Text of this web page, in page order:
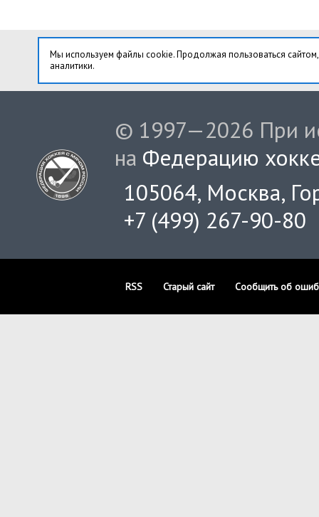
Мы используем файлы cookie. Продолжая пользоваться
аналитики.
© 1997—2026 При
на Федерацию
105064, Москва,
+7 (499) 267-90-80
RSS Старый сайт Сообщить об